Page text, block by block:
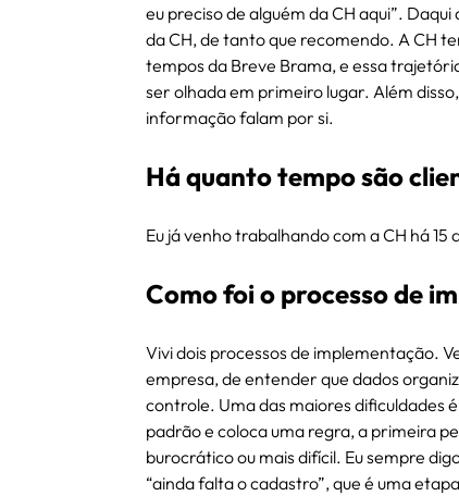
eu preciso de alguém da CH aqui”.
da CH, de tanto que recomendo. A CH
tempos da Breve Brama, e essa
ser olhada em primeiro lugar. Além
informação falam por si.
Há quanto tempo são
Eu já venho trabalhando com a CH há 15
Como foi o processo de
Vivi dois processos de implementação.
empresa, de entender que dados
controle. Uma das maiores dificuldades
padrão e coloca uma regra, a primeira
burocrático ou mais difícil. Eu sempre
“ainda falta o cadastro”, que é uma